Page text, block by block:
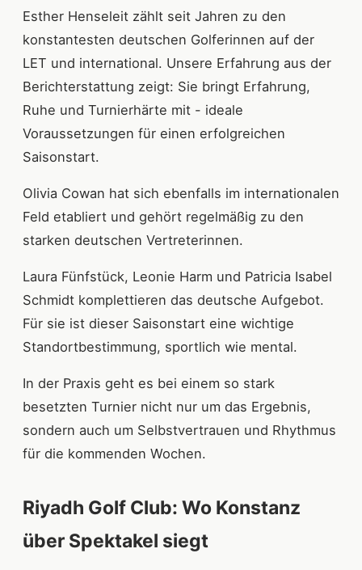
Esther Henseleit zählt seit Jahren zu den
konstantesten deutschen Golferinnen auf der
LET und international. Unsere Erfahrung aus der
Berichterstattung zeigt: Sie bringt Erfahrung,
Ruhe und Turnierhärte mit - ideale
Voraussetzungen für einen erfolgreichen
Saisonstart.
Olivia Cowan hat sich ebenfalls im internationalen
Feld etabliert und gehört regelmäßig zu den
starken deutschen Vertreterinnen.
Laura Fünfstück, Leonie Harm und Patricia Isabel
Schmidt komplettieren das deutsche Aufgebot.
Für sie ist dieser Saisonstart eine wichtige
Standortbestimmung, sportlich wie mental.
In der Praxis geht es bei einem so stark
besetzten Turnier nicht nur um das Ergebnis,
sondern auch um Selbstvertrauen und Rhythmus
für die kommenden Wochen.
Riyadh Golf Club: Wo Konstanz
über Spektakel siegt